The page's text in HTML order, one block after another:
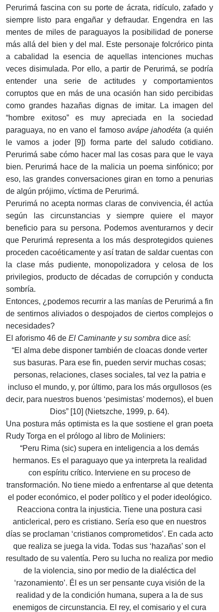
Perurimá fascina con su porte de ácrata, ridículo, zafado y
siempre listo para engañar y defraudar. Engendra en las
mentes de miles de paraguayos la posibilidad de ponerse
más allá del bien y del mal. Este personaje folcrórico pinta
a cabalidad la esencia de aquellas intenciones muchas
veces disimulada. Por ello, a partir de Perurimá, se podría
entender una serie de actitudes y comportamientos
corruptos que en más de una ocasión han sido percibidas
como grandes hazañas dignas de imitar. La imagen del
“hombre exitoso” es muy apreciada en la sociedad
paraguaya, no en vano el famoso avápe jahodéta (a quién
le vamos a joder [9]) forma parte del saludo cotidiano.
Perurimá sabe cómo hacer mal las cosas para que le vaya
bien. Perurimá hace de la malicia un poema sinfónico; por
eso, las grandes conversaciones giran en torno a penurias
de algún prójimo, víctima de Perurimá.
Perurimá no acepta normas claras de convivencia, él actúa
según las circunstancias y siempre quiere el mayor
beneficio para su persona. Podemos aventurarnos y decir
que Perurimá representa a los más desprotegidos quienes
proceden cacoéticamente y así tratan de saldar cuentas con
la clase más pudiente, monopolizadora y celosa de los
privilegios, producto de décadas de corrupción y conducta
sombría.
Entonces, ¿podemos recurrir a las manías de Perurimá a fin
de sentirnos aliviados o despojados de ciertos complejos o
necesidades?
El aforismo 46 de El Caminante y su sombra dice así:
“El alma debe disponer también de cloacas donde verter
sus basuras. Para ese fin, pueden servir muchas cosas;
personas, relaciones, clases sociales, tal vez la patria e
incluso el mundo, y, por último, para los más orgullosos (es
decir, para nuestros buenos ‘pesimistas’ modernos), el buen
Dios” [10] (Nietszche, 1999, p. 64).
Una postura más optimista es la que sostiene el gran poeta
Rudy Torga en el prólogo al libro de Moliniers:
“Peru Rima (sic) supera en inteligencia a los demás
hermanos. Es el paraguayo que ya interpreta la realidad
con espíritu crítico. Interviene en su proceso de
transformación. No tiene miedo a enfrentarse al que detenta
el poder económico, el poder político y el poder ideológico.
Reacciona contra la injusticia. Tiene una postura casi
anticlerical, pero es cristiano. Sería eso que en nuestros
días se proclaman ‘cristianos comprometidos’. En cada acto
que realiza se juega la vida. Todas sus ‘hazañas’ son el
resultado de su valentía. Pero su lucha no realiza por medio
de la violencia, sino por medio de la dialéctica del
‘razonamiento’. Él es un ser pensante cuya visión de la
realidad y de la condición humana, supera a la de sus
enemigos de circunstancia. El rey, el comisario y el cura